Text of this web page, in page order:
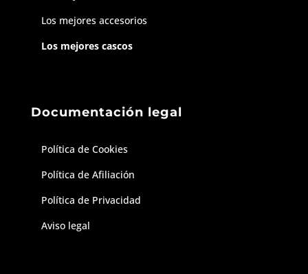
Los mejores accesorios
Los mejores cascos
Documentación legal
Política de Cookies
Política de Afiliación
Política de Privacidad
Aviso legal